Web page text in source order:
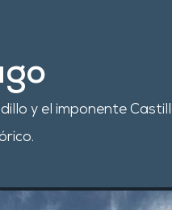
y el imponente
.